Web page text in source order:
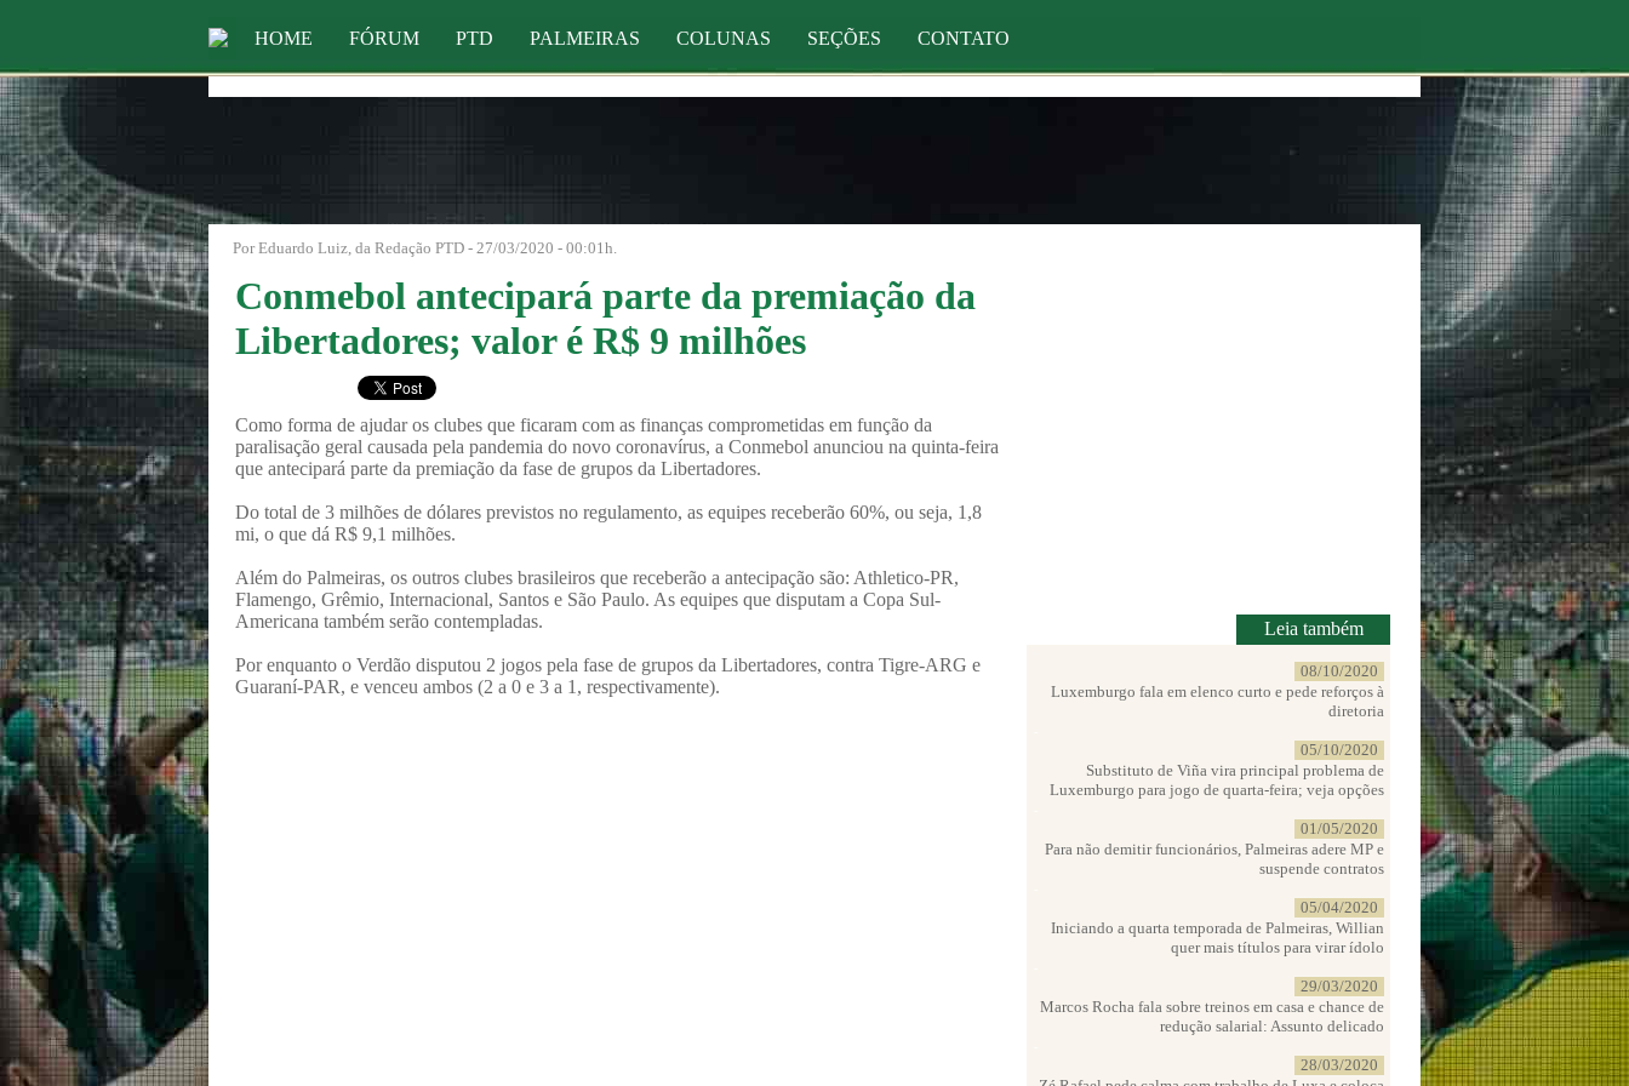
HOME FÓRUM PTD PALMEIRAS COLUNAS SEÇÕES CONTATO
Por Eduardo Luiz, da Redação PTD - 27/03/2020 - 00:01h.
Conmebol antecipará parte da premiação da
Libertadores; valor é R$ 9 milhões
Como forma de ajudar os clubes que ficaram com as finanças comprometidas em função da
paralisação geral causada pela pandemia do novo coronavírus, a Conmebol anunciou na quinta-feira
que antecipará parte da premiação da fase de grupos da Libertadores.
Do total de 3 milhões de dólares previstos no regulamento, as equipes receberão 60%, ou seja, 1,8
mi, o que dá R$ 9,1 milhões.
Além do Palmeiras, os outros clubes brasileiros que receberão a antecipação são: Athletico-PR,
Flamengo, Grêmio, Internacional, Santos e São Paulo. As equipes que disputam a Copa Sul-
Americana também serão contempladas.
Por enquanto o Verdão disputou 2 jogos pela fase de grupos da Libertadores, contra Tigre-ARG e
Guaraní-PAR, e venceu ambos (2 a 0 e 3 a 1, respectivamente).
Leia também
08/10/2020
Luxemburgo fala em elenco curto e pede reforços à
diretoria
05/10/2020
Substituto de Viña vira principal problema de
Luxemburgo para jogo de quarta-feira; veja opções
01/05/2020
Para não demitir funcionários, Palmeiras adere MP e
suspende contratos
05/04/2020
Iniciando a quarta temporada de Palmeiras, Willian
quer mais títulos para virar ídolo
29/03/2020
Marcos Rocha fala sobre treinos em casa e chance de
redução salarial: Assunto delicado
28/03/2020